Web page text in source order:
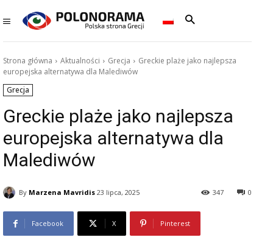
Strona główna Aktualności Grecja
Greckie plaże jako najlepsza
europejska alternatywa dla Malediwów
Grecja
Greckie plaże jako najlepsza
europejska alternatywa dla
Malediwów
By Marzena Mavridis 23 lipca, 2025 0
347
Facebook X Pinterest